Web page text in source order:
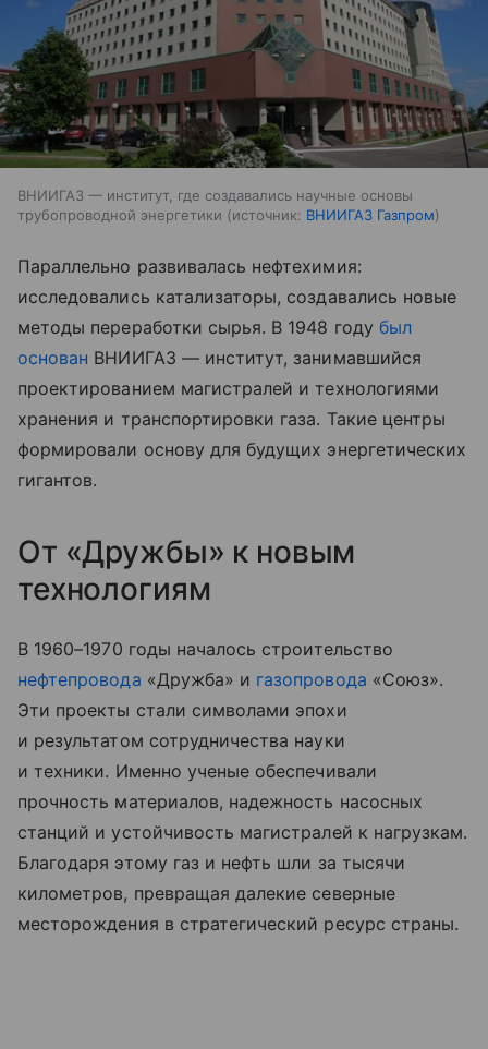
ВНИИГАЗ — институт, где создавались научные основы
трубопроводной энергетики
источник: ВНИИГАЗ Газпром
Параллельно развивалась нефтехимия:
исследовались катализаторы, создавались новые
методы переработки сырья. В 1948 году был
основан ВНИИГАЗ — институт, занимавшийся
проектированием магистралей и технологиями
хранения и транспортировки газа. Такие центры
формировали основу для будущих энергетических
гигантов.
От «Дружбы» к новым
технологиям
В 1960–1970 годы началось строительство
нефтепровода «Дружба» и газопровода «Союз».
Эти проекты стали символами эпохи
и результатом сотрудничества науки
и техники. Именно ученые обеспечивали
прочность материалов, надежность насосных
станций и устойчивость магистралей к нагрузкам.
Благодаря этому газ и нефть шли за тысячи
километров, превращая далекие северные
месторождения в стратегический ресурс страны.